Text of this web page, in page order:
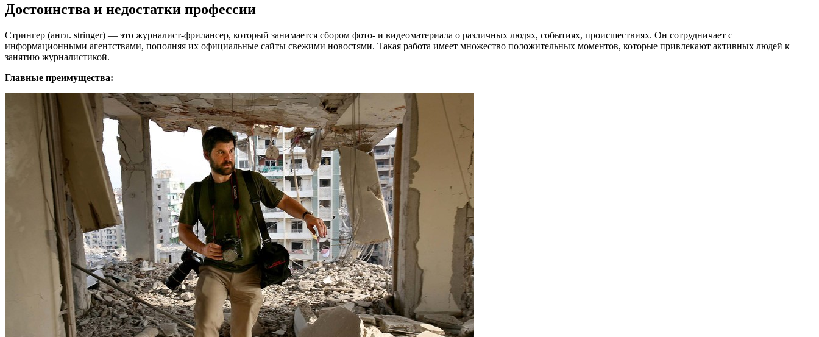
Достоинства и недостатки профессии
Стрингер (англ. stringer) — это журналист-фрилансер, который занимается сбором фото- и видеоматериала о различных людях, событиях, происшествиях. Он сотрудничает с
информационными агентствами, пополняя их официальные сайты свежими новостями. Такая работа имеет множество положительных моментов, которые привлекают активных людей к
занятию журналистикой.
Главные преимущества: